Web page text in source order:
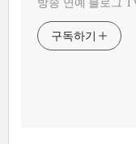
방송 연예 블로그
구독하기